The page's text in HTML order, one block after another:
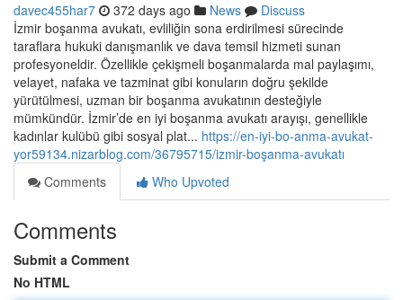
davec455har7 372 days ago News
Discuss
İzmir boşanma avukatı, evliliğin sona erdirilmesi sürecinde
taraflara hukuki danışmanlık ve dava temsil hizmeti sunan
profesyoneldir. Özellikle çekişmeli boşanmalarda mal paylaşımı,
velayet, nafaka ve tazminat gibi konuların doğru şekilde
yürütülmesi, uzman bir boşanma avukatının desteğiyle
mümkündür. İzmir’de en iyi boşanma avukatı arayışı, genellikle
kadınlar kulübü gibi sosyal plat... https://en-iyi-bo-anma-avukat-
yor59134.nizarblog.com/36795715/izmir-boşanma-avukatı
Comments
Who Upvoted
Comments
Submit a Comment
No HTML